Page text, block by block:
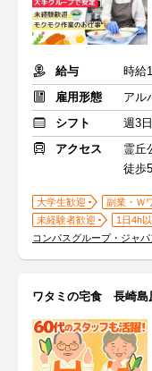
給与
時給
雇用形態
アル
シフト
週3
アクセス
霊丘
徒歩
大学生歓迎 副業・Ｗ
未経験者歓迎
1日4h
コンパスグループ・ジャ
ワタミの宅食 長崎島